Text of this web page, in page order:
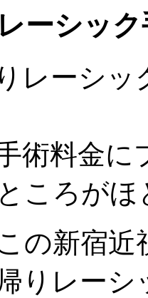
ーシッ
りレーシ
術料金に
ところが
の新宿
りレー